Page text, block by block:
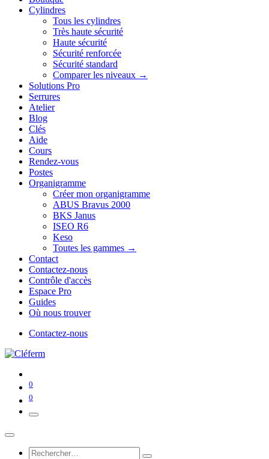
Cylindres
Tous les cylindres
Très haute sécurité
Haute sécurité
Sécurité renforcée
Sécurité standard
Comparer les niveaux →
Solutions Pro
Serrures
Atelier
Blog
Clés
Aide
Cours
Rendez-vous
Postes
Organigramme
Créer mon organigramme
ABUS Bravus 2000
BKS Janus
ISEO R6
Keso
Toutes les gammes →
Contact
Contactez-nous
Contrôle d'accès
Espace Pro
Guides
Où nous trouver
Contactez-nous
0
0